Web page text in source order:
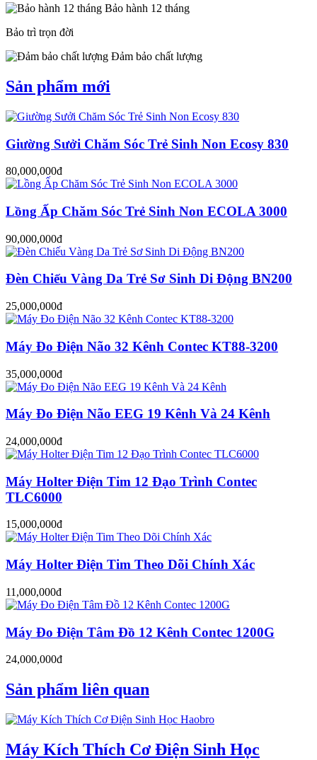
Bảo hành 12 tháng
Bảo trì trọn đời
Đảm bảo chất lượng
Sản phẩm mới
Giường Sưởi Chăm Sóc Trẻ Sinh Non Ecosy 830
80,000,000đ
Lồng Ấp Chăm Sóc Trẻ Sinh Non ECOLA 3000
90,000,000đ
Đèn Chiếu Vàng Da Trẻ Sơ Sinh Di Động BN200
25,000,000đ
Máy Đo Điện Não 32 Kênh Contec KT88-3200
35,000,000đ
Máy Đo Điện Não EEG 19 Kênh Và 24 Kênh
24,000,000đ
Máy Holter Điện Tim 12 Đạo Trình Contec
TLC6000
15,000,000đ
Máy Holter Điện Tim Theo Dõi Chính Xác
11,000,000đ
Máy Đo Điện Tâm Đồ 12 Kênh Contec 1200G
24,000,000đ
Sản phẩm liên quan
Máy Kích Thích Cơ Điện Sinh Học